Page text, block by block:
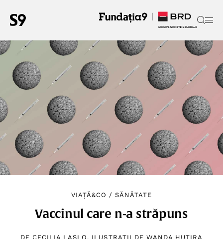
VIAȚĂ&CO /SĂNĂTATE
Vaccinul care n-a străpuns
DE CECILIA LASLO , ILUSTRAȚII DE WANDA HUTIRA